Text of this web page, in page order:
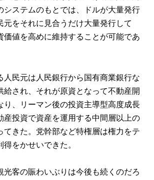
システムのもとでは、ドルが大量発行
元をそれに見合うだけ大量発行して
価値を高めに維持することが可能であ
人民元は人民銀行から国有商業銀行な
給され、それが原資となって不動産開
り、リーマン後の投資主導型高度成長
産投資で資産を運用する中間層以上の
てきた。党幹部など特権層は権力をテ
をかせいできた。
光客の賑わいぶりは今後も続くのだろ